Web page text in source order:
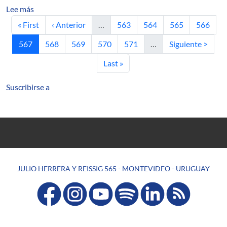
Lee mássobre Modelado y control de la máquina sincrónica de
Primera página
« First Página anterior
‹ Anterior … Página
563 Página
564 Página
565 Página
566
Página actual
567 Página
568 Página
569 Página
570 Página
571 … Siguiente página
Siguiente >
Última página
Last »
Suscribirse a
JULIO HERRERA Y REISSIG 565 - MONTEVIDEO - URUGUAY